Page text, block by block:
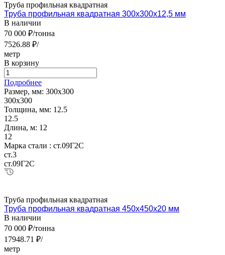
Труба профильная квадратная
Труба профильная квадратная 300х300х12,5 мм
В наличии
70 000 ₽/тонна
7526.88 ₽/
метр
В корзину
Подробнее
Размер, мм: 300х300
300х300
Толщина, мм: 12.5
12.5
Длина, м: 12
12
Марка стали : ст.09Г2С
ст.3
ст.09Г2С
Труба профильная квадратная
Труба профильная квадратная 450х450х20 мм
В наличии
70 000 ₽/тонна
17948.71 ₽/
метр